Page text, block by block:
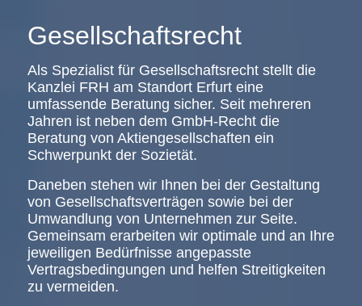
Gesellschaftsrecht
Als Spezialist für Gesellschaftsrecht stellt die
Kanzlei FRH am Standort Erfurt eine
umfassende Beratung sicher. Seit mehreren
Jahren ist neben dem GmbH-Recht die
Beratung von Aktiengesellschaften ein
Schwerpunkt der Sozietät.
Daneben stehen wir Ihnen bei der Gestaltung
von Gesellschaftsverträgen sowie bei der
Umwandlung von Unternehmen zur Seite.
Gemeinsam erarbeiten wir optimale und an Ihre
jeweiligen Bedürfnisse angepasste
Vertragsbedingungen und helfen Streitigkeiten
zu vermeiden.